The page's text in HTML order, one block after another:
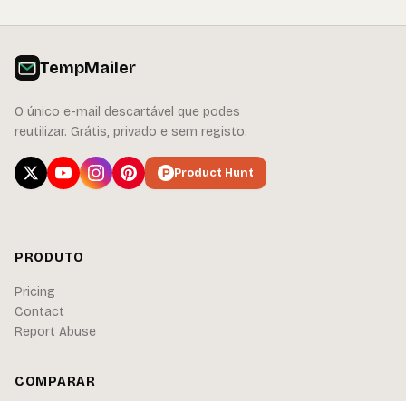
TempMailer
O único e-mail descartável que podes
reutilizar. Grátis, privado e sem registo.
Product Hunt
PRODUTO
Pricing
Contact
Report Abuse
COMPARAR